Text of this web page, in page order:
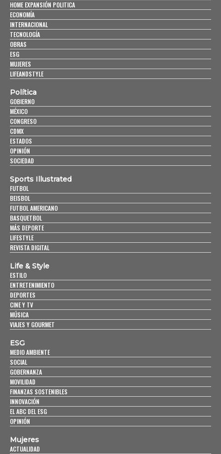
HOME EXPANSIÓN POLITICA
ECONOMÍA
INTERNACIONAL
TECNOLOGÍA
OBRAS
ESG
MUJERES
LIFEANDSTYLE
Política
GOBIERNO
MÉXICO
CONGRESO
CDMX
ESTADOS
OPINIÓN
SOCIEDAD
Sports Illustrated
FUTBOL
BEISBOL
FUTBOL AMERICANO
BASQUETBOL
MÁS DEPORTE
LIFESTYLE
REVISTA DIGITAL
Life & Style
ESTILO
ENTRETENIMIENTO
DEPORTES
CINE Y TV
MÚSICA
VIAJES Y GOURMET
ESG
MEDIO AMBIENTE
SOCIAL
GOBERNANZA
MOVILIDAD
FINANZAS SOSTENIBLES
INNOVACIÓN
EL ABC DEL ESG
OPINIÓN
Mujeres
ACTUALIDAD